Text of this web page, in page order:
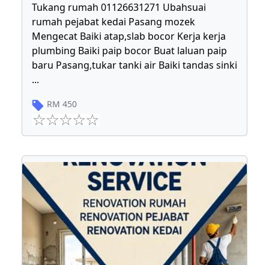
Tukang rumah 01126631271 Ubahsuai
rumah pejabat kedai Pasang mozek
Mengecat Baiki atap,slab bocor Kerja kerja
plumbing Baiki paip bocor Buat laluan paip
baru Pasang,tukar tanki air Baiki tandas sinki
...
RM 450